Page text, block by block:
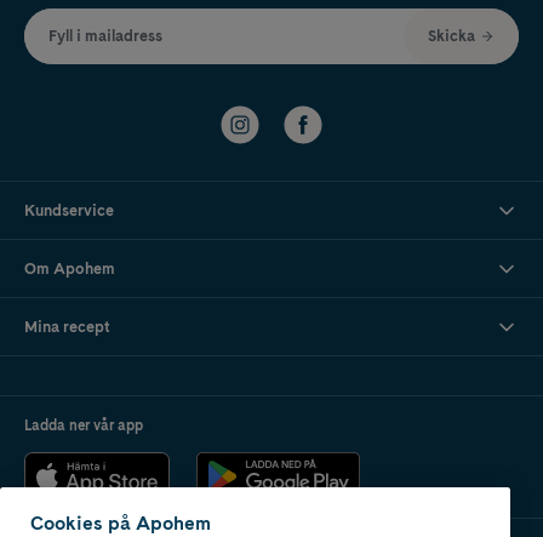
Fyll i mailadress Skicka
Kundservice
Om Apohem
Mina recept
Ladda ner vår app
Cookies på Apohem